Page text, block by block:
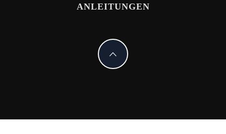
ANLEITUNGEN